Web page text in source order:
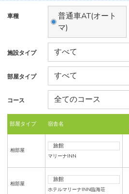
車種
普通車AT(オート
マ)
施設タイプ
部屋タイプ
コース
部屋タイプ 宿舎名
相部屋
旅館
マリーナINN
相部屋
旅館
ホテルマリーナINN臨海荘